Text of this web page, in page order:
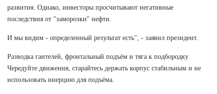
развития. Однако, инвесторы просчитывают негативные
последствия от "заморозки" нефти.
И мы видим - определенный результат есть", - заявил президент.
Разводка гантелей, фронтальный подъём и тяга к подбородку
Чередуйте движения, старайтесь держать корпус стабильным и не
использовать инерцию для подъёма.